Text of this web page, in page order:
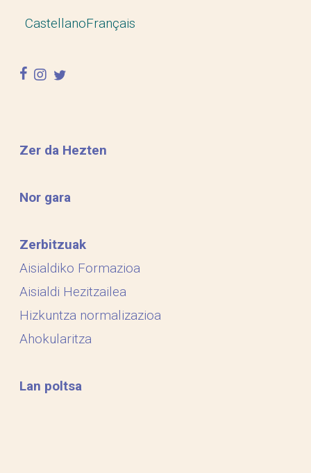
CastellanoFrançais
facebook
instagram
twitter
Zer da Hezten
Nor gara
Zerbitzuak
Aisialdiko Formazioa
Aisialdi Hezitzailea
Hizkuntza normalizazioa
Ahokularitza
Lan poltsa